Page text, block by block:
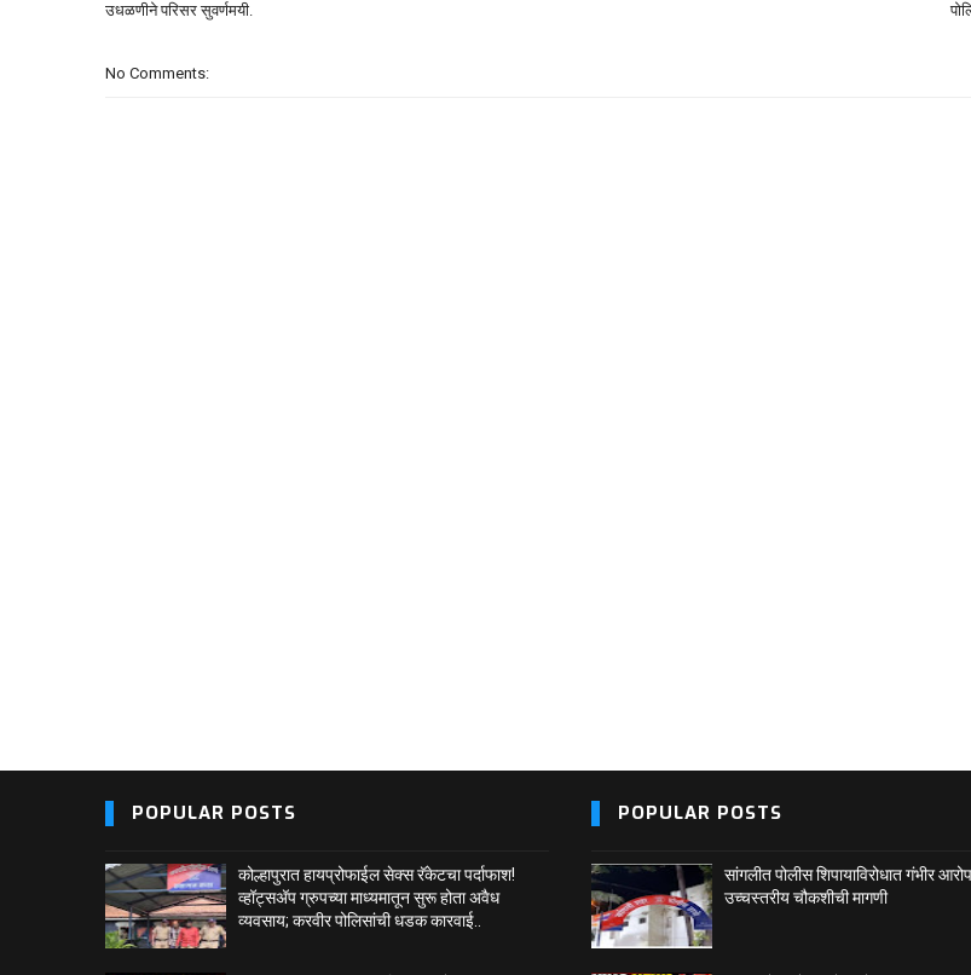
उधळणीने परिसर सुवर्णमयी.
No Comments:
POPULAR POSTS
कोल्हापुरात हायप्रोफाईल सेक्स रॅकेटचा पर्दाफाश!
व्हॉट्सअ‍ॅप ग्रुपच्या माध्यमातून सुरू होता अवैध
व्यवसाय; करवीर पोलिसांची धडक कारवाई..
POPULAR POSTS
सांगलीत पोलीस शिपायाविरोधात गंभीर
उच्चस्तरीय चौकशीची मागणी